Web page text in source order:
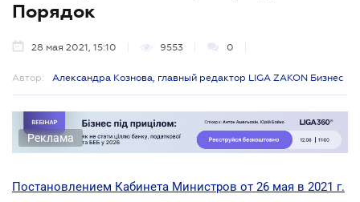
Порядок
28 мая 2021, 15:10 9553 0
Автор: Александра Кознова, главный редактор LIGA ZAKON Бизнес
Реклама
Постановлением Кабинета Министров от 26 мая в 2021 г.